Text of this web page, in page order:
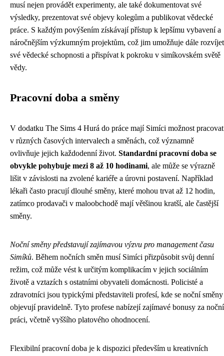
musí nejen provádět experimenty, ale také dokumentovat své
výsledky, prezentovat své objevy kolegům a publikovat vědecké
práce. S každým povýšením získávají přístup k lepšímu vybavení a
náročnějším výzkumným projektům, což jim umožňuje dále rozvíjet
své vědecké schopnosti a přispívat k pokroku v simíkovském světě
vědy.
Pracovní doba a směny
V dodatku The Sims 4 Hurá do práce mají Simíci možnost pracovat
v různých časových intervalech a směnách, což významně
ovlivňuje jejich každodenní život. Standardní pracovní doba se
obvykle pohybuje mezi 8 až 10 hodinami, ale může se výrazně
lišit v závislosti na zvolené kariéře a úrovni postavení. Například
lékaři často pracují dlouhé směny, které mohou trvat až 12 hodin,
zatímco prodavači v maloobchodě mají většinou kratší, ale častější
směny.
Noční směny představují zajímavou výzvu pro management času
Simíků. Během nočních směn musí Simíci přizpůsobit svůj denní
režim, což může vést k určitým komplikacím v jejich sociálním
životě a vztazích s ostatními obyvateli domácnosti. Policisté a
zdravotníci jsou typickými představiteli profesí, kde se noční směny
objevují pravidelně. Tyto profese nabízejí zajímavé bonusy za noční
práci, včetně vyššího platového ohodnocení.
Flexibilní pracovní doba je k dispozici především u kreativních